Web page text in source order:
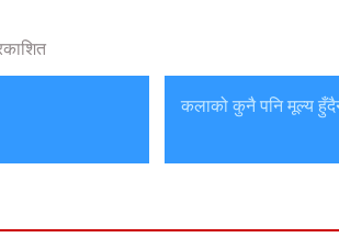
कलाको कुनै पनि मूल्य